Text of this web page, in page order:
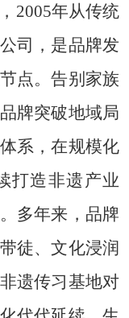
2005年从传统
司，是品牌发
点。告别家族
牌突破地域局
系，在规模化
打造非遗产业
多年来，品牌
徒、文化浸润
遗传习基地对